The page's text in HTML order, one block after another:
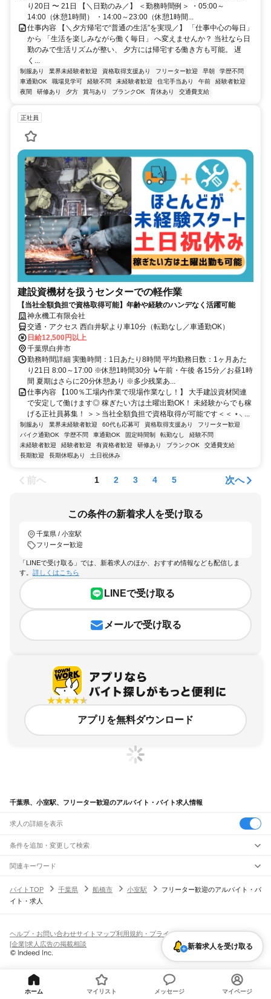
り20日 〜 21日 【＼日勤のみ／】 ＜勤務時間例＞ ・05:00～
14:00（休憩1時間） ・14:00～23:00（休憩1時間...
仕事内容 【＼夕方帰宅で“普通の生活”を実現／】 「仕事中心の毎日」
から 「生活を楽しみながら働く毎日」 へ変えませんか？ 当社なら日
勤のみで生活リズムが整い、 夕方には帰宅する働き方も可能。 遅
く...
制服あり 業界未経験者歓迎 資格取得支援あり フリーター歓迎 早朝
学歴不問
車通勤OK
職場見学可 経験不問 未経験者歓迎 住宅手当あり 午前
経験者歓迎
夜間
研修あり 夕方 賞与あり ブランクOK 育休あり 交通費支給
正社員
建設資機材を扱うセンターでの軽作業
【当社全額負担で資格取得可能】年齢や経験のハンデなく活躍可能
神永機工有限会社
交通・アクセス 西白井駅より車10分（転勤なし／車通勤OK）
日給12,500円以上
千葉県白井市
勤務時間詳細 実働時間：1日あたり8時間 平均勤務日数：1ヶ月あた
り21日 8:00～17:00 ※休憩1時間30分 ↳午前・午後 各15分／お昼1時
間 夏期はさらに20分休憩あり ※多少残業あ...
仕事内容 【100％工場内作業で現場作業なし！】 大手建設資材関連
で安定して働けます◎ 稼ぎたい方は土曜出勤OK！ 未経験からでも稼
げる正社員募集！ ＞＞当社全額負担で資格取得が可能です＜＜ ⋆⸜ ...
制服あり 業界未経験者歓迎 60代も応募可 資格取得支援あり
フリーター歓迎
バイク通勤OK
学歴不問 車通勤OK 固定時間制 転勤なし
経験不問
未経験者歓迎
経験者歓迎 有資格者歓迎 研修あり ブランクOK
交通費支給
長期歓迎
長期休暇あり 土日祝休み
前へ 1 2 3 4 5 次へ
この条件の新着求人を受け取る
千葉県 / 小室駅
フリーター歓迎
「LINEで受け取る」では、新着求人のほか、おすすめ情報なども配信しま
す。 詳しくはこちら
LINEで受け取る
メールで受け取る
アプリを無料ダウンロード
千葉県、小室駅、フリーター歓迎のアルバイト・バイト求人情報
求人の詳細を表示
条件を追加・変更して検索
市区町村を追加・変更
千葉県すべて
千葉市
旭市習志野市柏市勝浦市市原市流山市八千代市
君津市富津市浦安市 印西市白井市富里市南房総市
匝瑳市香取市 印旛郡香取郡
駅を追加・変更
JR中央・総武線
市川駅本八幡駅下総中山駅 東船橋駅 津田沼駅幕張本郷駅幕張駅
新検見川駅
市川駅
稲毛駅千葉駅 都賀駅四街道駅
佐倉駅
南酒々井駅
八街駅日向駅 成東駅 横芝駅飯倉駅 八日市場駅干潟駅旭駅
職種を追加・変更
飲食・フードサービスすべて
ホールスタッフキッチンスタッフ 皿洗い・洗い場 精肉・鮮魚加工 給食調理
パン屋（ベーカリー）
バー（BAR）・バーテンダー
飲食店（店長・マネージャー）
営業・販売
営業テレフォンアポインター（テレアポ） ルートセールス
人気
日払いOK高校生歓迎 髪型・髪色自由
留学生・外国人活躍中
勤務期間
短期単発・1日OK
期間限定（春夏冬休み等）
シフト
雇用形態を追加・変更
正社員
契約社員
派遣社員
関連キーワード
バイトTOP
千葉県 船橋市 小室駅
フリーター歓迎のアルバイト・バ
イト・求人
新着求人を受け取る
ヘルプ・お問い合わせサイトマップ利用規約・プライバシーポリシー
[企業]求人広告の掲載相談
ホーム マイリスト メッセージ マイページ